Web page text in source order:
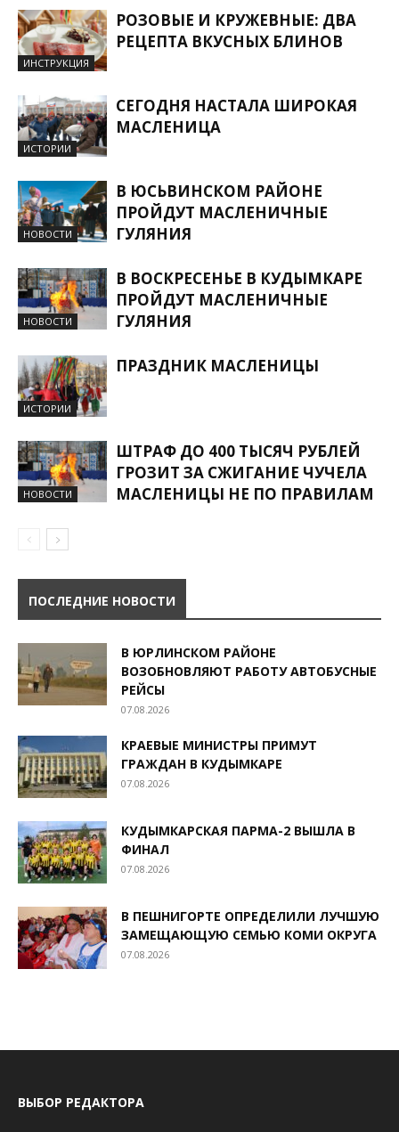
ИНСТРУКЦИЯ
РОЗОВЫЕ И КРУЖЕВНЫЕ: ДВА
РЕЦЕПТА ВКУСНЫХ БЛИНОВ
ИСТОРИИ
СЕГОДНЯ НАСТАЛА ШИРОКАЯ
МАСЛЕНИЦА
НОВОСТИ
В ЮСЬВИНСКОМ РАЙОНЕ
ПРОЙДУТ МАСЛЕНИЧНЫЕ
ГУЛЯНИЯ
НОВОСТИ
В ВОСКРЕСЕНЬЕ В КУДЫМКАРЕ
ПРОЙДУТ МАСЛЕНИЧНЫЕ
ГУЛЯНИЯ
ИСТОРИИ
ПРАЗДНИК МАСЛЕНИЦЫ
НОВОСТИ
ШТРАФ ДО 400 ТЫСЯЧ РУБЛЕЙ
ГРОЗИТ ЗА СЖИГАНИЕ ЧУЧЕЛА
МАСЛЕНИЦЫ НЕ ПО ПРАВИЛАМ
ПОСЛЕДНИЕ НОВОСТИ
В ЮРЛИНСКОМ РАЙОНЕ
ВОЗОБНОВЛЯЮТ РАБОТУ АВТОБУСНЫЕ
РЕЙСЫ
07.08.2026
КРАЕВЫЕ МИНИСТРЫ ПРИМУТ
ГРАЖДАН В КУДЫМКАРЕ
07.08.2026
КУДЫМКАРСКАЯ ПАРМА-2 ВЫШЛА В
ФИНАЛ
07.08.2026
В ПЕШНИГОРТЕ ОПРЕДЕЛИЛИ ЛУЧШУЮ
ЗАМЕЩАЮЩУЮ СЕМЬЮ КОМИ ОКРУГА
07.08.2026
ВЫБОР РЕДАКТОРА